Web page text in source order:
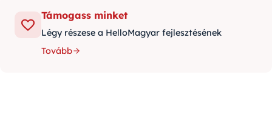
Támogass minket
Légy részese a HelloMagyar fejlesztésének
Tovább